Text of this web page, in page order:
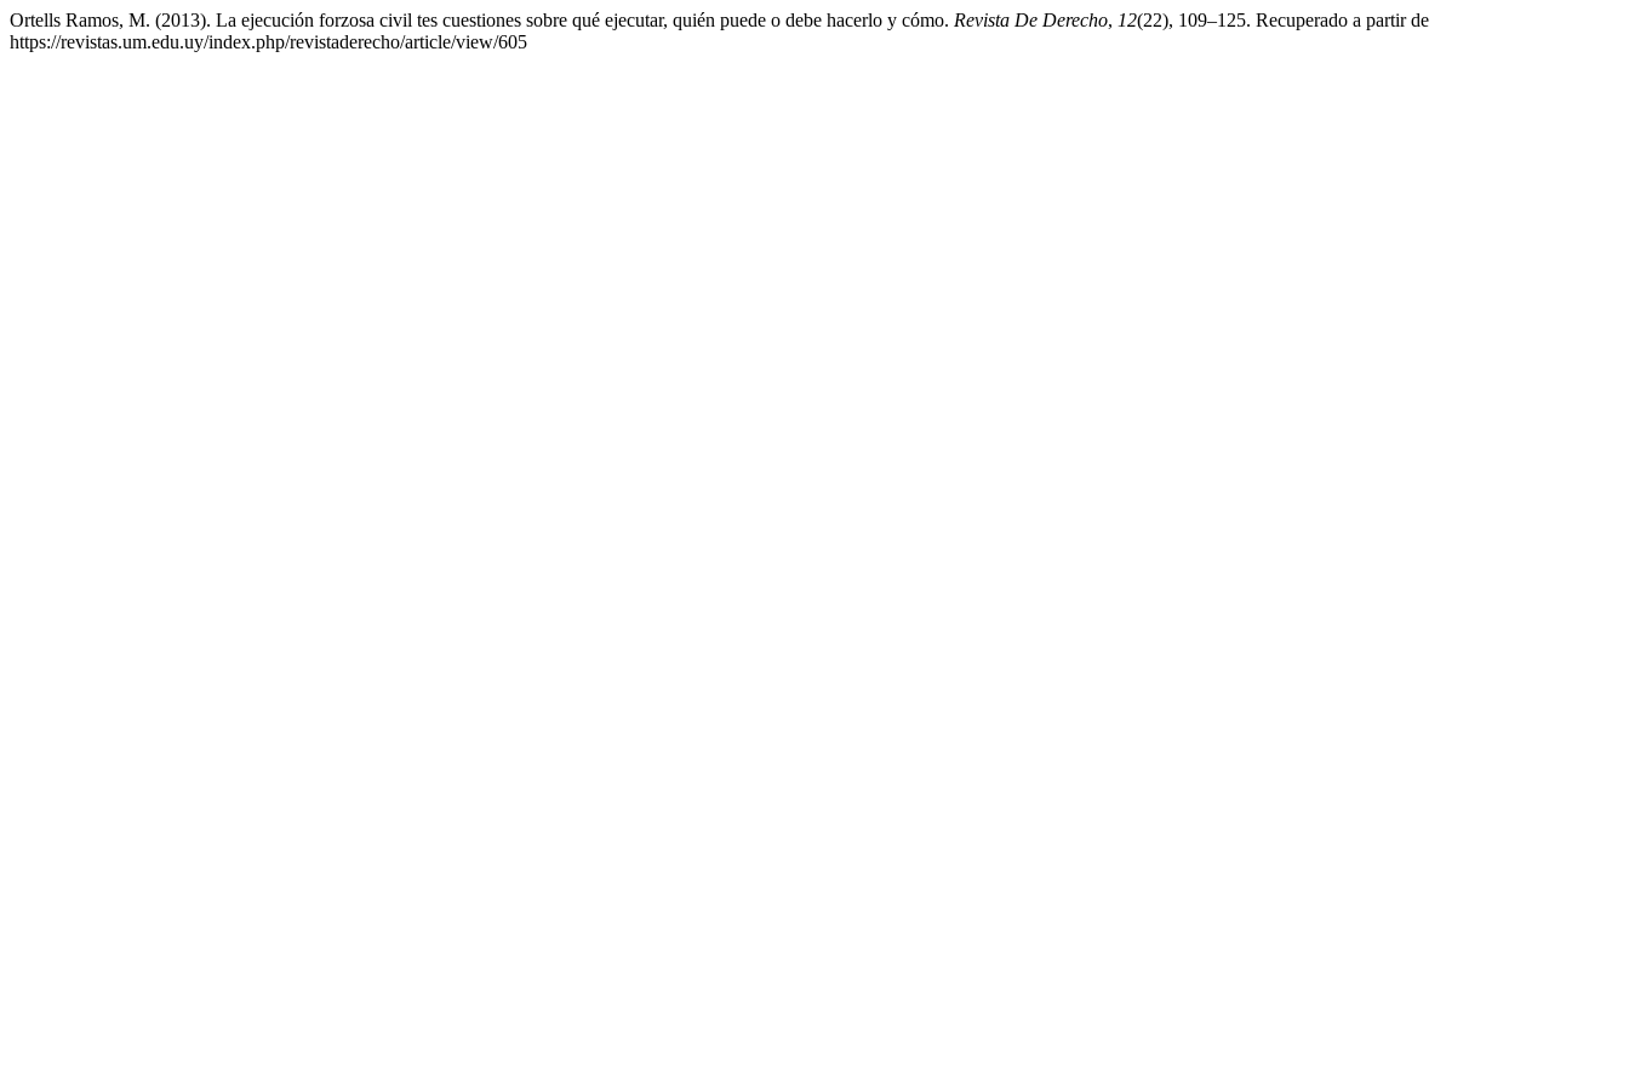
Ortells Ramos, M. (2013). La ejecución forzosa civil tes cuestiones sobre qué ejecutar, quién puede o debe hacerlo y cómo. Revista De Derecho, 12(22), 109–125. Recuperado a partir de
https://revistas.um.edu.uy/index.php/revistaderecho/article/view/605